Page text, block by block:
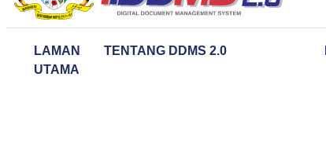
LAMAN
UTAMA
TENTANG DDMS 2.0